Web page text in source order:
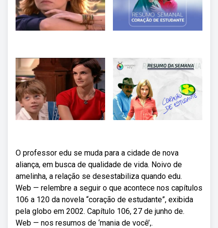
O professor edu se muda para a cidade de nova
aliança, em busca de qualidade de vida. Noivo de
amelinha, a relação se desestabiliza quando edu.
Web — relembre a seguir o que acontece nos capítulos
106 a 120 da novela “coração de estudante”, exibida
pela globo em 2002. Capítulo 106, 27 de junho de.
Web — nos resumos de ‘mania de você’,.